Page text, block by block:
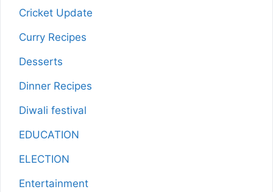
Cricket Update
Curry Recipes
Desserts
Dinner Recipes
Diwali festival
EDUCATION
ELECTION
Entertainment